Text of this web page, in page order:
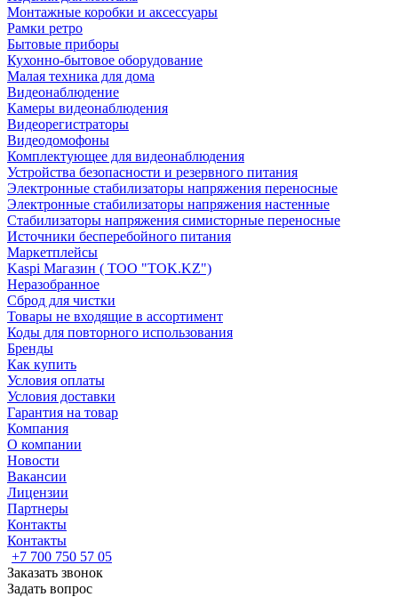
Монтажные коробки и аксессуары
Рамки ретро
Бытовые приборы
Кухонно-бытовое оборудование
Малая техника для дома
Видеонаблюдение
Камеры видеонаблюдения
Видеорегистраторы
Видеодомофоны
Комплектующее для видеонаблюдения
Устройства безопасности и резервного питания
Электронные стабилизаторы напряжения переносные
Электронные стабилизаторы напряжения настенные
Стабилизаторы напряжения симисторные переносные
Источники бесперебойного питания
Маркетплейсы
Kaspi Магазин ( ТОО "TOK.KZ")
Неразобранное
Сброд для чистки
Товары не входящие в ассортимент
Коды для повторного использования
Бренды
Как купить
Условия оплаты
Условия доставки
Гарантия на товар
Компания
О компании
Новости
Вакансии
Лицензии
Партнеры
Контакты
Контакты
+7 700 750 57 05
Заказать звонок
Задать вопрос